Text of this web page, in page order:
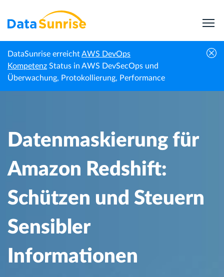
DataSunrise erreichtAWS DevOps
Kompetenz Status in AWS DevSecOps und
Überwachung, Protokollierung, Performance
Startseite Wissenszentrum
Datenmaskierung für Amazon Redshift:
Schützen und Steuern Sensibler
Informationen
Datenmaskierung für
Amazon Redshift:
Schützen und Steuern
Sensibler
Informationen